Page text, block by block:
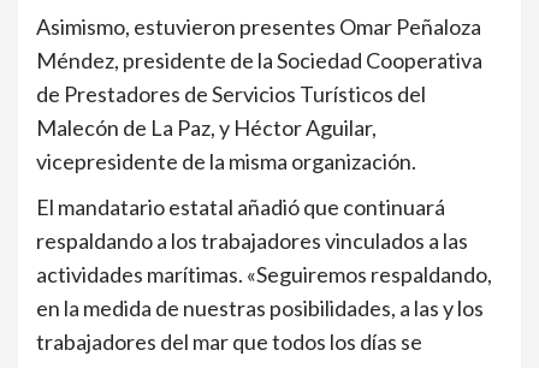
Asimismo, estuvieron presentes Omar Peñaloza
Méndez, presidente de la Sociedad Cooperativa
de Prestadores de Servicios Turísticos del
Malecón de La Paz, y Héctor Aguilar,
vicepresidente de la misma organización.
El mandatario estatal añadió que continuará
respaldando a los trabajadores vinculados a las
actividades marítimas. «Seguiremos respaldando,
en la medida de nuestras posibilidades, a las y los
trabajadores del mar que todos los días se